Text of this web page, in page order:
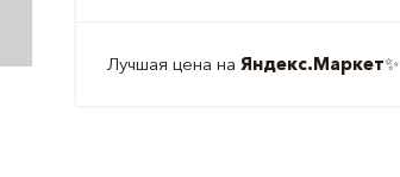
Лучшая цена на Яндекс.Маркет✨